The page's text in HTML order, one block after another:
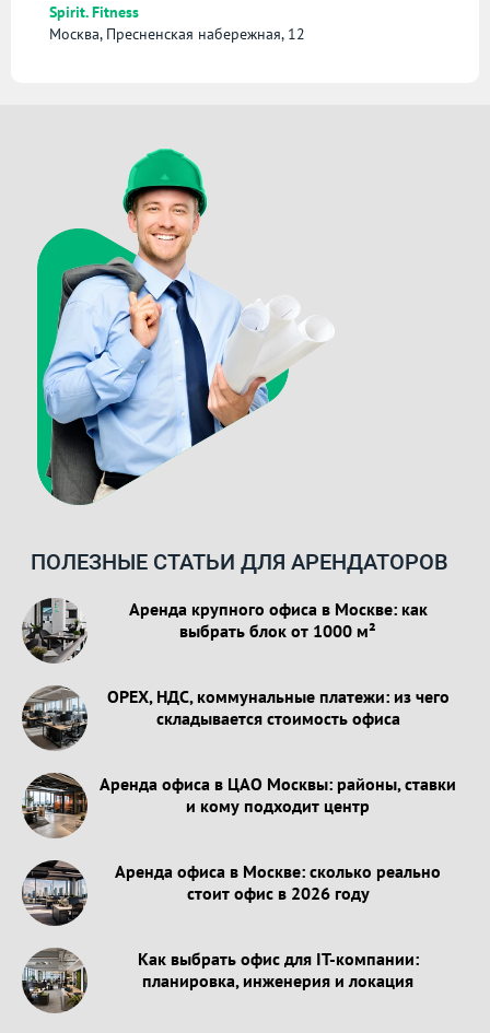
Spirit. Fitness
Москва, Пресненская набережная, 12
ПОЛЕЗНЫЕ СТАТЬИ ДЛЯ АРЕНДАТОРОВ
Аренда крупного офиса в Москве: как
выбрать блок от 1000 м²
OPEX, НДС, коммунальные платежи: из чего
складывается стоимость офиса
Аренда офиса в ЦАО Москвы: районы, ставки
и кому подходит центр
Аренда офиса в Москве: сколько реально
стоит офис в 2026 году
Как выбрать офис для IT-компании:
планировка, инженерия и локация